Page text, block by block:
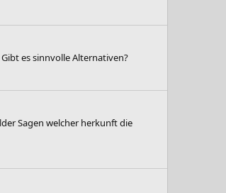
es sinnvolle Alternativen?
Sagen welcher herkunft die